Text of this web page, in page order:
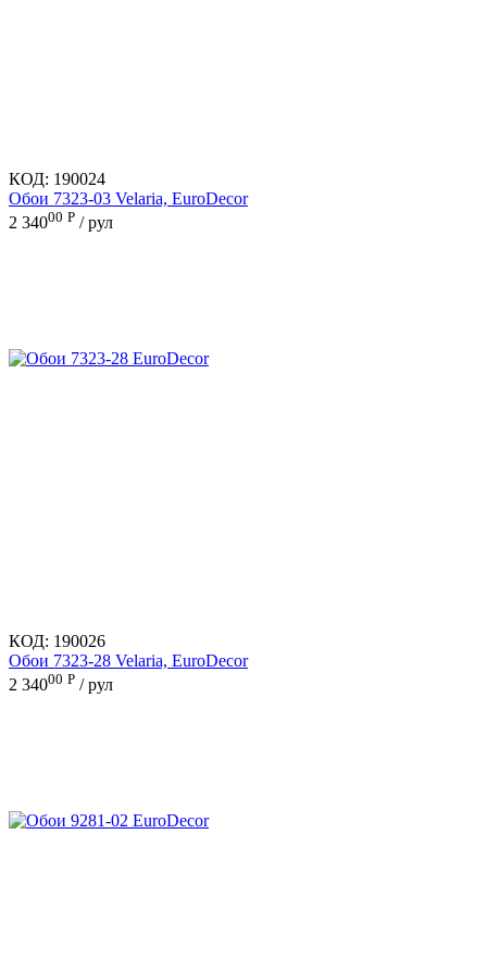
КОД: 190024
Обои 7323-03 Velaria, EuroDecor
2 34000 Р / рул
КОД: 190026
Обои 7323-28 Velaria, EuroDecor
2 34000 Р / рул